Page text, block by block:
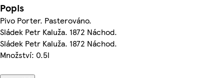
Popis
Pivo Porter. Pasterováno.
Sládek Petr Kaluža. 1872 Náchod.
Sládek Petr Kaluža. 1872 Náchod.
Množství: 0.5l